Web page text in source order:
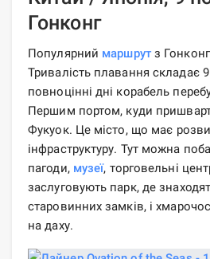
Гонконг
Популярний маршрутз
Тривалість плавання складає
повноцінні дні корабель
Першим портом, куди
Фукуок. Це місто, що має
інфраструктуру. Тут можна
пагоди, музеї, торговельні
заслуговують парк, де
старовинних замків, і
на даху.